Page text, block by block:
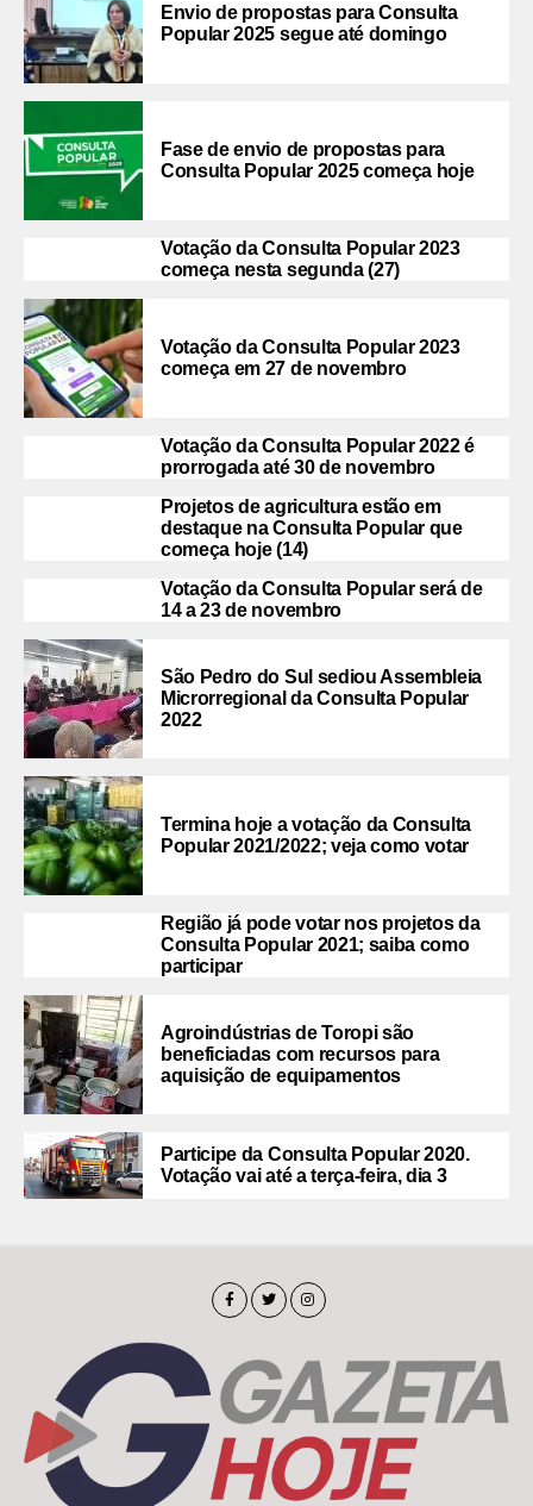
Envio de propostas para Consulta
Popular 2025 segue até domingo
Fase de envio de propostas para
Consulta Popular 2025 começa hoje
Votação da Consulta Popular 2023
começa nesta segunda (27)
Votação da Consulta Popular 2023
começa em 27 de novembro
Votação da Consulta Popular 2022 é
prorrogada até 30 de novembro
Projetos de agricultura estão em
destaque na Consulta Popular que
começa hoje (14)
Votação da Consulta Popular será de
14 a 23 de novembro
São Pedro do Sul sediou Assembleia
Microrregional da Consulta Popular
2022
Termina hoje a votação da Consulta
Popular 2021/2022; veja como votar
Região já pode votar nos projetos da
Consulta Popular 2021; saiba como
participar
Agroindústrias de Toropi são
beneficiadas com recursos para
aquisição de equipamentos
Participe da Consulta Popular 2020.
Votação vai até a terça-feira, dia 3